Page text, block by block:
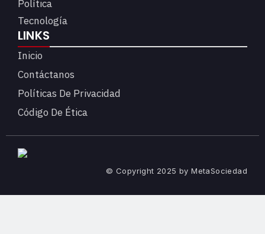
Política
Tecnología
LINKS
Inicio
Contáctanos
Políticas De Privacidad
Código De Ética
© Copyright 2025 by MetaSociedad